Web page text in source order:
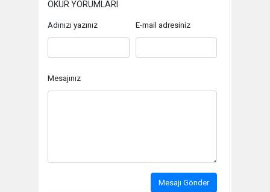
OKUR YORUMLARI
Adınızı yazınız E-mail adresiniz
Mesajınız
Mesajı Gönder